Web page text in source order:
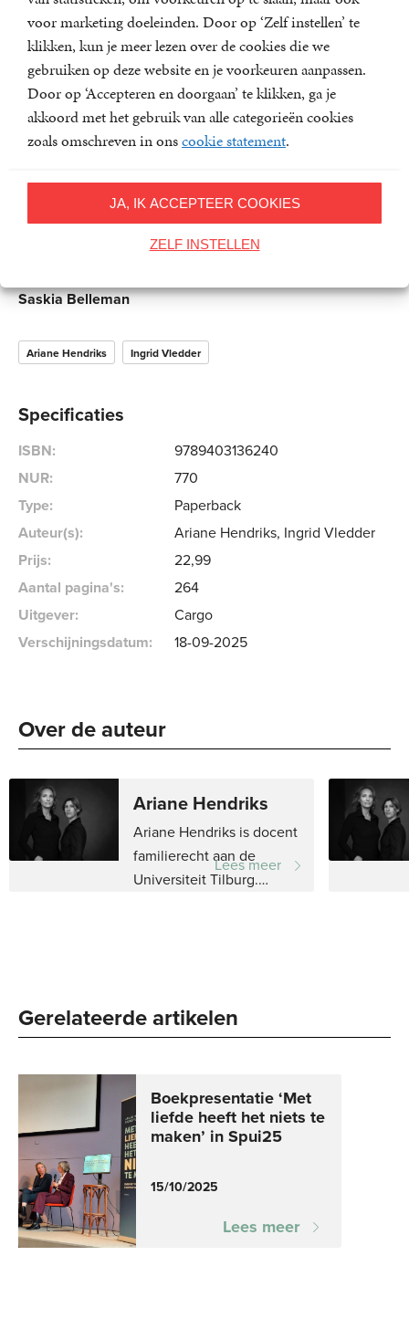
voor marketing doeleinden. Door op ‘Zelf instellen’ te
klikken, kun je meer lezen over de cookies die we
gebruiken op deze website en je voorkeuren aanpassen.
Door op ‘Accepteren en doorgaan’ te klikken, ga je
akkoord met het gebruik van alle categorieën cookies
zoals omschreven in onscookie statement.
JA, IK ACCEPTEER COOKIES
ZELF INSTELLEN
Dit boek laat zien wat intieme terreur is, maakt aan de
hand van vele voorbeelden inzichtelijk wat vrouwen
tijdens en na een relatie met een pleger meemaken en
geeft waardevol advies aan slachtoffers, hun naasten én
professionals om intieme terreur te herkennen en aan te
‘Intieme terreur speelt zich af achter de voordeur, maar is
geen privézaak. Het is een schending van
mensenrechten. Léés daarom dit boek. Want als je het
Saskia Belleman
Ariane Hendriks Ingrid Vledder
Specificaties
ISBN:
9789403136240
NUR:
770
Type:
Paperback
Auteur(s):
Ariane Hendriks, Ingrid Vledder
Prijs:
22,99
Aantal pagina's:
264
Uitgever:
Cargo
Verschijningsdatum:
18-09-2025
Over de auteur
Ariane Hendriks
Ariane Hendriks is docent
familierecht aan de
Universiteit Tilburg.
Lees meer
Gerelateerde artikelen
15/10/2025
Boekpresentatie ‘Met
liefde heeft het niets te
maken’ in Spui25
Lees meer